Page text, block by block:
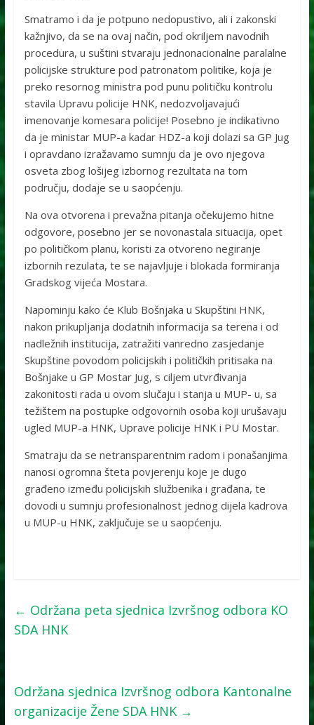
Smatramo i da je potpuno nedopustivo, ali i zakonski
kažnjivo, da se na ovaj način, pod okriljem navodnih
procedura, u suštini stvaraju jednonacionalne paralalne
policijske strukture pod patronatom politike, koja je
preko resornog ministra pod punu političku kontrolu
stavila Upravu policije HNK, nedozvoljavajući
imenovanje komesara policije! Posebno je indikativno
da je ministar MUP-a kadar HDZ-a koji dolazi sa GP Jug
i opravdano izražavamo sumnju da je ovo njegova
osveta zbog lošijeg izbornog rezultata na tom
području, dodaje se u saopćenju.
Na ova otvorena i prevažna pitanja očekujemo hitne
odgovore, posebno jer se novonastala situacija, opet
po političkom planu, koristi za otvoreno negiranje
izbornih rezulata, te se najavljuje i blokada formiranja
Gradskog vijeća Mostara.
Napominju kako će Klub Bošnjaka u Skupštini HNK,
nakon prikupljanja dodatnih informacija sa terena i od
nadležnih institucija, zatražiti vanredno zasjedanje
Skupštine povodom policijskih i političkih pritisaka na
Bošnjake u GP Mostar Jug, s ciljem utvrđivanja
zakonitosti rada u ovom slučaju i stanja u MUP- u, sa
težištem na postupke odgovornih osoba koji urušavaju
ugled MUP-a HNK, Uprave policije HNK i PU Mostar.
Smatraju da se netransparentnim radom i ponašanjima
nanosi ogromna šteta povjerenju koje je dugo
građeno između policijskih službenika i građana, te
dovodi u sumnju profesionalnost jednog dijela kadrova
u MUP-u HNK, zaključuje se u saopćenju.
← Održana peta sjednica Izvršnog odbora KO
SDA HNK
Održana sjednica Izvršnog odbora Kantonalne
organizacije Žene SDA HNK →